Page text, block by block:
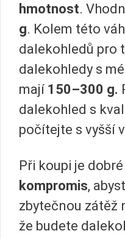
hmotnost.
g. Kolem této
dalekohledů pro
dalekohledy s
mají 150–300 g.
dalekohled s
počítejte s vyšší
Při koupi je dobré
kompromis,
zbytečnou zátěž
že budete